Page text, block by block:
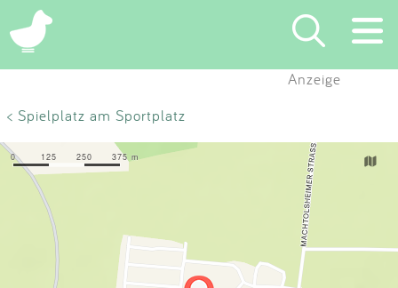
×
Suchen
Eintragen
Blog
Anzeige
< Spielplatz am Sportplatz